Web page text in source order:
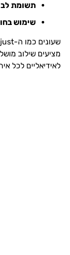
תשומת לב
שימוש
מציעים שילוב
לאידיאליים לכל